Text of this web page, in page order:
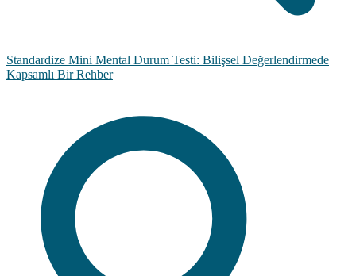
Standardize Mini Mental Durum Testi: Bilişsel Değerlendirmede
Kapsamlı Bir Rehber